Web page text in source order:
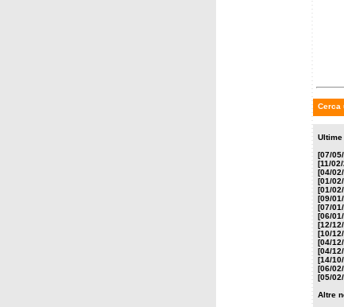
Cerca
Ultime
[07/
[11/
[04/
[01/
[01/
[09/
[07/
[06/
[12/
[10/
[04/
[04/
[14/
[06/
[05/
Altre